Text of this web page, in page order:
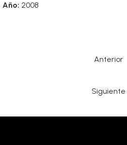
Año: 2008
Anterior
Siguiente